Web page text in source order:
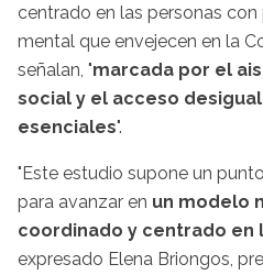
centrado en las personas
mental que envejecen en la
señalan, "marcada por el
social y el acceso
esenciales".
"Este estudio supone un
para avanzar en un modelo
coordinado y centrado en
expresado Elena Briongos,